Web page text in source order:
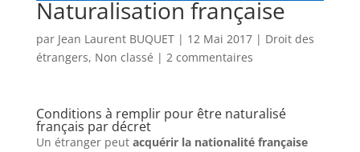
Naturalisation française
par Jean Laurent BUQUET| 12 Mai 2017| Droit des
étrangers, Non classé | 2 commentaires
Conditions à remplir pour être naturalisé
français par décret
Un étranger peut acquérir la nationalité française